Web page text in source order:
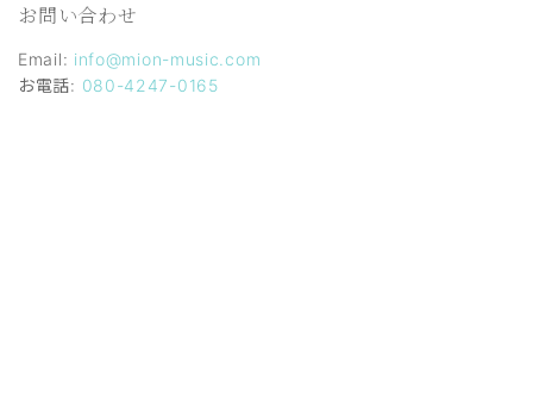
お問い合わせ
Email: info@mion-music.com
お電話: 080-4247-0165